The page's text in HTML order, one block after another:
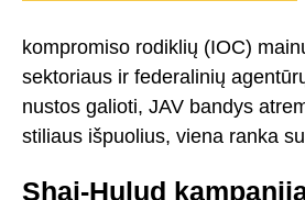
kompromiso rodiklių (IOC)
sektoriaus ir federalinių
nustos galioti, JAV bandys
stiliaus išpuolius, viena ranka
Shai-Hulud